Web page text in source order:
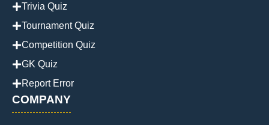
Trivia Quiz
Tournament Quiz
Competition Quiz
GK Quiz
Report Error
COMPANY